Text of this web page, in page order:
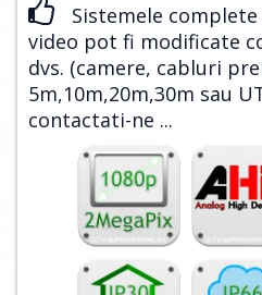
Sistemele
video pot fi modificate
dvs. (camere, cabluri
5m,10m,20m,30m sau
contactati-ne ...